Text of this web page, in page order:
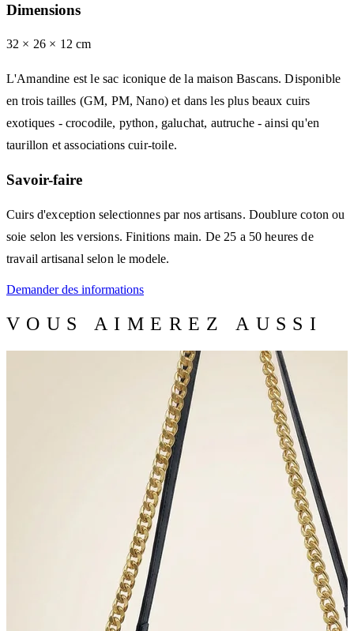
Dimensions
32 × 26 × 12 cm
L'Amandine est le sac iconique de la maison Bascans. Disponible
en trois tailles (GM, PM, Nano) et dans les plus beaux cuirs
exotiques - crocodile, python, galuchat, autruche - ainsi qu'en
taurillon et associations cuir-toile.
Savoir-faire
Cuirs d'exception selectionnes par nos artisans. Doublure coton ou
soie selon les versions. Finitions main. De 25 a 50 heures de
travail artisanal selon le modele.
Demander des informations
VOUS AIMEREZ AUSSI